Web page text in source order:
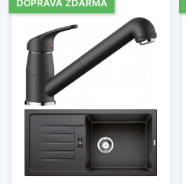
DOPRAVA ZDARMA